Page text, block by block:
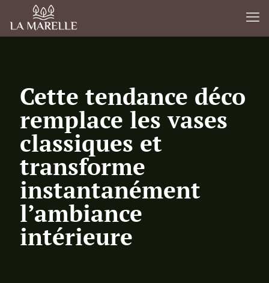
Cette tendance déco
remplace les vases
classiques et
transforme
instantanément
l’ambiance
intérieure